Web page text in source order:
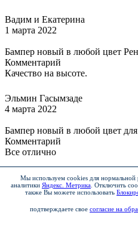
Вадим и Екатерина
1 марта 2022
Бампер новый в любой цвет
Комментарий
Качество на высоте.
Эльмин Гасымзаде
4 марта 2022
Бампер новый в любой цвет
Комментарий
Все отлично
Станислав
4 марта 2022
Бампер Hyundai Solaris(10)
Мы используем cookies для нормальной
аналитики Яндекс. Метрика Отключить
также Вы можете использовать
подтверждаете свое согласие на